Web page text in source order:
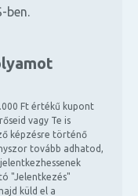
ben.
Ft értékű kupont
vagy Te is
képzésre történő
tovább adhatod,
"Jelentkezés"
küld el a